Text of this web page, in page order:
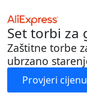
Set torbi za
Zaštitne torbe
ubrzano
Provjeri cijenu